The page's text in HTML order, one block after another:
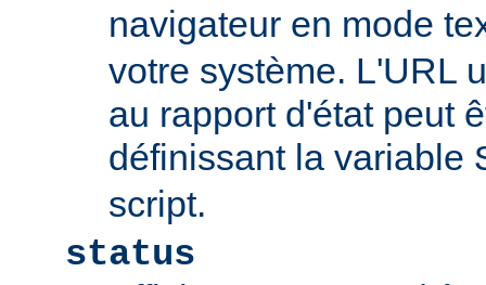
navigateur en mode
votre système. L'URL
au rapport d'état peut
définissant la variable
script.
status